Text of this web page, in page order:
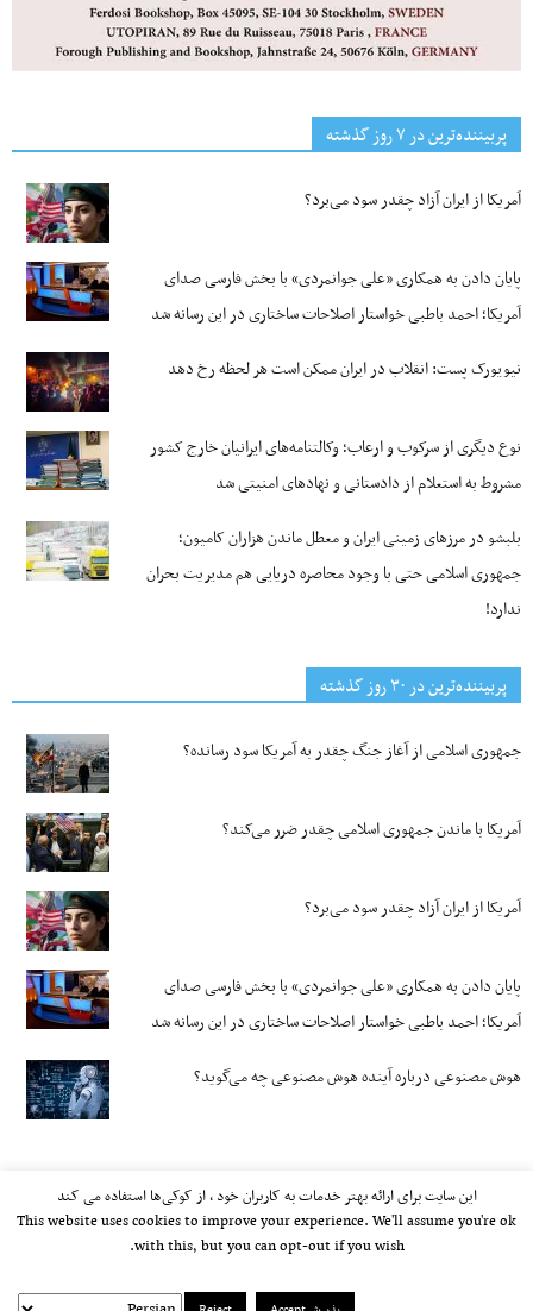
پربیننده‌ترین‌ در ۷ روز گذشته
آمریکا از ایران آزاد چقدر سود می‌برد؟
پایان دادن به همکاری «علی جوانمردی» با بخش فارسی صدای
آمریکا؛ احمد باطبی خواستار اصلاحات ساختاری در این رسانه شد
نیویورک پست: انقلاب در ایران ممکن است هر لحظه رخ دهد
نوع دیگری از سرکوب و ارعاب؛ وکالتنامه‌های ایرانیان خارج کشور
مشروط به استعلام از دادستانی و نهادهای امنیتی شد
بلبشو در مرزهای زمینی ایران و معطل ماندن هزاران کامیون؛
جمهوری اسلامی حتی با وجود محاصره دریایی هم مدیریت بحران
ندارد!
پربیننده‌ترین‌ در ۳۰ روز گذشته
جمهوری اسلامی از آغاز جنگ چقدر به آمریکا سود رسانده؟
آمریکا با ماندن جمهوری اسلامی چقدر ضرر می‌کند؟
آمریکا از ایران آزاد چقدر سود می‌برد؟
پایان دادن به همکاری «علی جوانمردی» با بخش فارسی صدای
آمریکا؛ احمد باطبی خواستار اصلاحات ساختاری در این رسانه شد
هوش مصنوعی درباره آینده هوش مصنوعی چه می‌گوید؟
این سایت برای ارائه بهتر خدمات به کاربران خود ، از کوکی‌ها استفاده می کند
This website uses cookies to improve your experience. We'll assume you're ok
with this, but you can opt-out if you wish.